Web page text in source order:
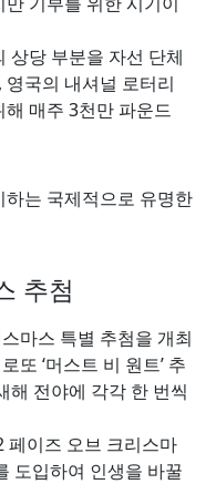
상당 부분을 자선 단체
국의 내셔널 로터리
매주 3천만 파운드
는 국제적으로 유명한
추첨
마스 특별 추첨을 개최
또 ‘머스트 비 원트’ 추
해 전야에 각각 한 번씩
페이즈 오브 크리스마
도입하여 인생을 바꿀